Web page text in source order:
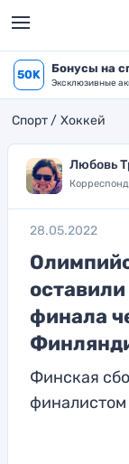
50K Бонусы на
Эксклюзивные
Спорт Хоккей
Любовь
28.05.2022
финала
Финская